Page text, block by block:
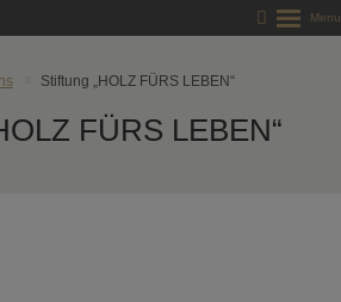
Stiftung „HOLZ FÜRS LEBEN“
FÜRS LEBEN“